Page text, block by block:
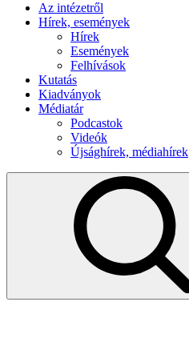
Az intézetről
Hírek, események
Hírek
Események
Felhívások
Kutatás
Kiadványok
Médiatár
Podcastok
Videók
Újsághírek, médiahírek